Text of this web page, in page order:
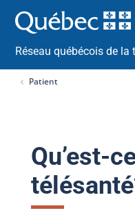
Réseau québécois de la
Patient
Qu’est-